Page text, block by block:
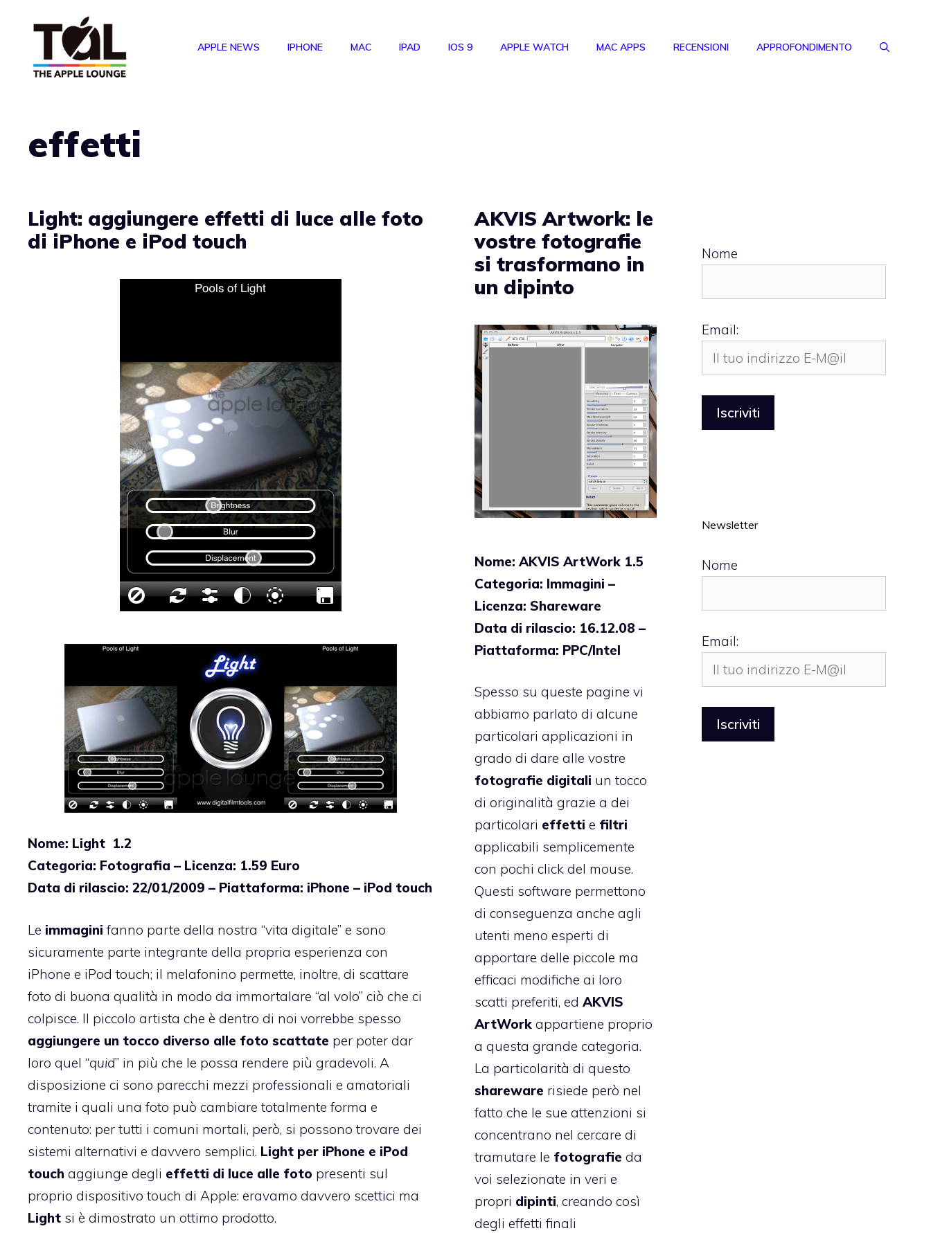
APPLE NEWS IPHONE MAC IPAD IOS 9 APPLE WATCH MAC APPS RECENSIONI APPROFONDIMENTO
effetti
Light: aggiungere effetti di luce alle foto
di iPhone e iPod touch
Nome: Light 1.2
Categoria: Fotografia – Licenza: 1.59 Euro
Data di rilascio: 22/01/2009 – Piattaforma: iPhone – iPod touch
Le immagini fanno parte della nostra “vita digitale” e sono
sicuramente parte integrante della propria esperienza con
iPhone e iPod touch; il melafonino permette, inoltre, di scattare
foto di buona qualità in modo da immortalare “al volo” ciò che ci
colpisce. Il piccolo artista che è dentro di noi vorrebbe spesso
aggiungere un tocco diverso alle foto scattate per poter dar
loro quel “quid” in più che le possa rendere più gradevoli. A
disposizione ci sono parecchi mezzi professionali e amatoriali
tramite i quali una foto può cambiare totalmente forma e
contenuto: per tutti i comuni mortali, però, si possono trovare dei
sistemi alternativi e davvero semplici. Light per iPhone e iPod
touch aggiunge degli effetti di luce alle foto presenti sul
proprio dispositivo touch di Apple: eravamo davvero scettici ma
Light si è dimostrato un ottimo prodotto.
AKVIS Artwork: le
vostre fotografie
si trasformano in
un dipinto
Nome: AKVIS ArtWork 1.5
Categoria: Immagini –
Licenza: Shareware
Data di rilascio: 16.12.08 –
Piattaforma: PPC/Intel
Spesso su queste pagine vi
abbiamo parlato di alcune
particolari applicazioni in
grado di dare alle vostre
fotografie digitali un tocco
di originalità grazie a dei
particolari effetti e filtri
applicabili semplicemente
con pochi click del mouse.
Questi software permettono
di conseguenza anche agli
utenti meno esperti di
apportare delle piccole ma
efficaci modifiche ai loro
scatti preferiti, edAKVIS
ArtWork appartiene proprio
a questa grande categoria.
La particolarità di questo
shareware risiede però nel
fatto che le sue attenzioni si
concentrano nel cercare di
tramutare le fotografie da
voi selezionate in veri e
propri dipinti, creando così
degli effetti finali
Nome
Email:
Newsletter
Nome
Email: